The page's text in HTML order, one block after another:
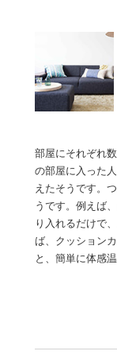
部屋にそれぞれ
の部屋に入った
えたそうです。
うです。例えば
り入れるだけで
ば、クッション
と、簡単に体感